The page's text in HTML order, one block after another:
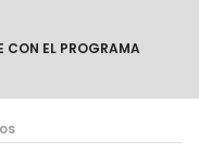
CON EL PROGRAMA